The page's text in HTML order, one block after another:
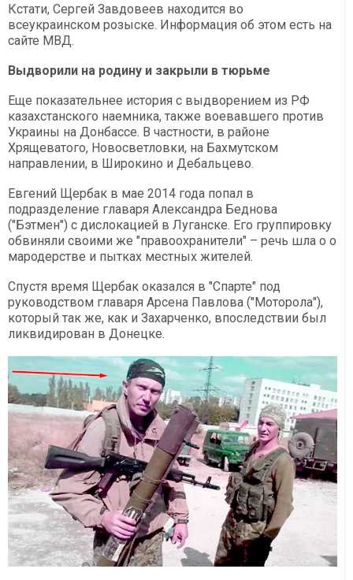
Кстати, Сергей Завдовеев находится во
всеукраинском розыске. Информация об этом есть на
сайте МВД.
Выдворили на родину и закрыли в тюрьме
Еще показательнее история с выдворением из РФ
казахстанского наемника, также воевавшего против
Украины на Донбассе. В частности, в районе
Хрящеватого, Новосветловки, на Бахмутском
направлении, в Широкино и Дебальцево.
Евгений Щербак в мае 2014 года попал в
подразделение главаря Александра Беднова
("Бэтмен") с дислокацией в Луганске. Его группировку
обвиняли своими же "правоохранители" – речь шла о о
мародерстве и пытках местных жителей.
Спустя время Щербак оказался в "Спарте" под
руководством главаря Арсена Павлова ("Моторола"),
который так же, как и Захарченко, впоследствии был
ликвидирован в Донецке.